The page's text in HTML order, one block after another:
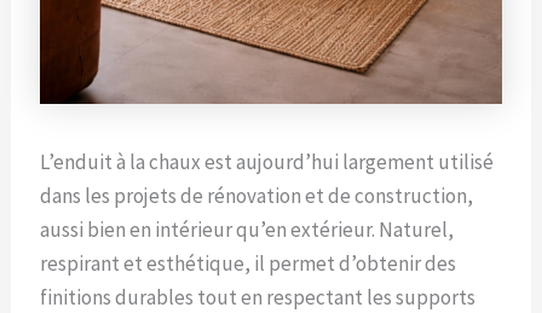
L’enduit à la chaux est aujourd’hui largement utilisé
dans les projets de rénovation et de construction,
aussi bien en intérieur qu’en extérieur. Naturel,
respirant et esthétique, il permet d’obtenir des
finitions durables tout en respectant les supports